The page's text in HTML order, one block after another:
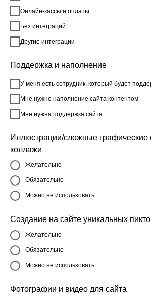
Онлайн-кассы и оплаты
Без интеграций
Другие интеграции
Поддержка и наполнение
У меня есть сотрудник, который будет
Мне нужно наполнение сайта контентом
Мне нужна поддержка сайта
Иллюстрации/сложные графические
коллажи
Желательно
Обязательно
Можно не использовать
Создание на сайте уникальных
Желательно
Обязательно
Можно не использовать
Фотографии и видео для сайта